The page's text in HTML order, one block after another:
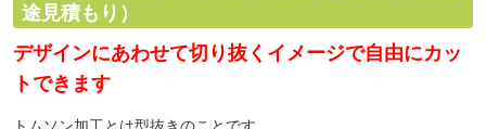
途見積もり）
デザインにあわせて切り抜くイメージで自由にカッ
トできます